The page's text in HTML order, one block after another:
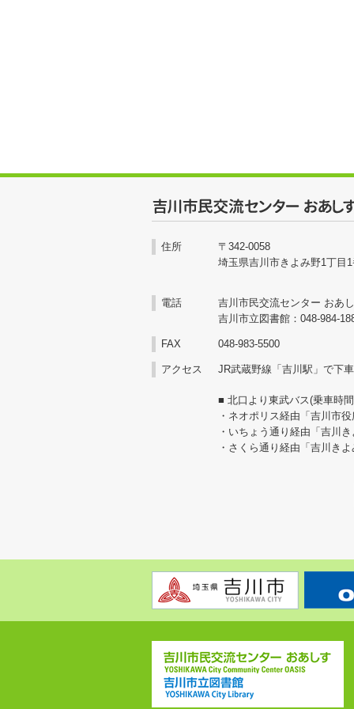
住所
〒342-0058
埼玉県吉川市きよみ野1丁目
電話
吉川市民交流センター おあ
吉川市立図書館：048-984-
FAX 048-983-5500
アクセス JR武蔵野線「吉川駅」で下
■ 北口より東武バス(乗車時
・ネオポリス経由「吉川市
・いちょう通り経由「吉川
・さくら通り経由「吉川き